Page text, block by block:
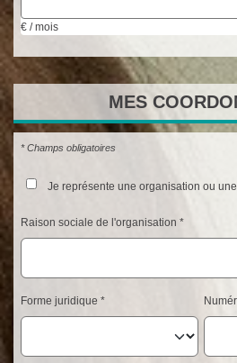
€ / mois
MES
* Champs obligatoires
Je représente une organisation ou
Raison sociale de l'organisation
Forme juridique